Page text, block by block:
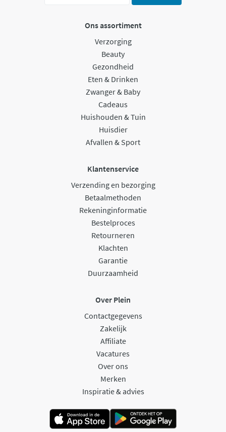
Ons assortiment
Verzorging
Beauty
Gezondheid
Eten & Drinken
Zwanger & Baby
Cadeaus
Huishouden & Tuin
Huisdier
Afvallen & Sport
Klantenservice
Verzending en bezorging
Betaalmethoden
Rekeninginformatie
Bestelproces
Retourneren
Klachten
Garantie
Duurzaamheid
Over Plein
Contactgegevens
Zakelijk
Affiliate
Vacatures
Over ons
Merken
Inspiratie & advies